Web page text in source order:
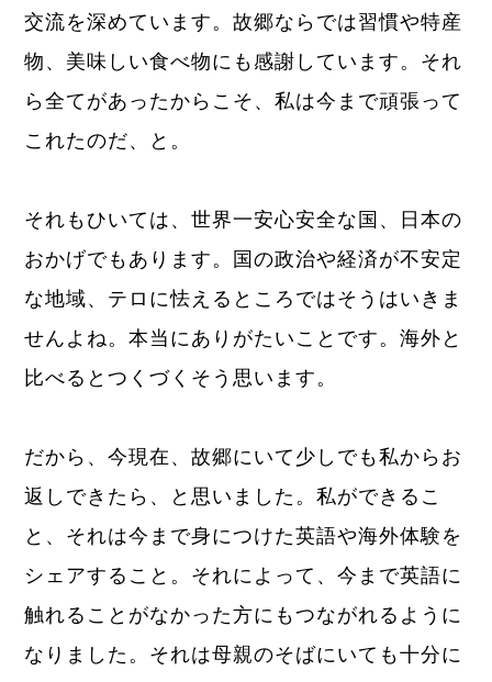
交流を深めています。故郷ならでは習慣や特産
物、美味しい食べ物にも感謝しています。それ
ら全てがあったからこそ、私は今まで頑張って
これたのだ、と。
それもひいては、世界一安心安全な国、日本の
おかげでもあります。国の政治や経済が不安定
な地域、テロに怯えるところではそうはいきま
せんよね。本当にありがたいことです。海外と
比べるとつくづくそう思います。
だから、今現在、故郷にいて少しでも私からお
返しできたら、と思いました。私ができるこ
と、それは今まで身につけた英語や海外体験を
シェアすること。それによって、今まで英語に
触れることがなかった方にもつながれるように
なりました。それは母親のそばにいても十分に